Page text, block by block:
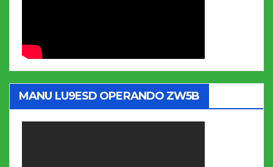
MANU LU9ESD OPERANDO ZW5B